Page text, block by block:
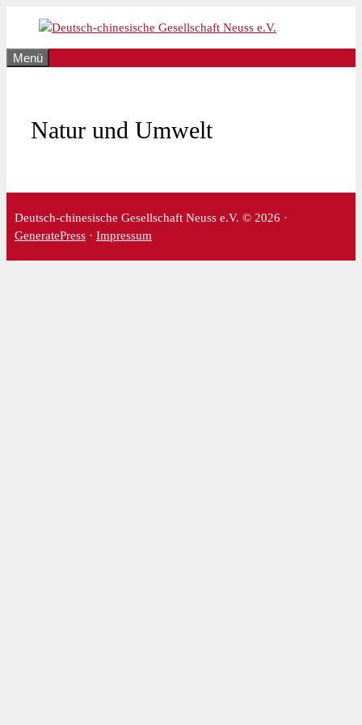
springen
Menü
Natur und Umwelt
Deutsch-chinesische Gesellschaft Neuss e.V. © 2026 ·
GeneratePress · Impressum